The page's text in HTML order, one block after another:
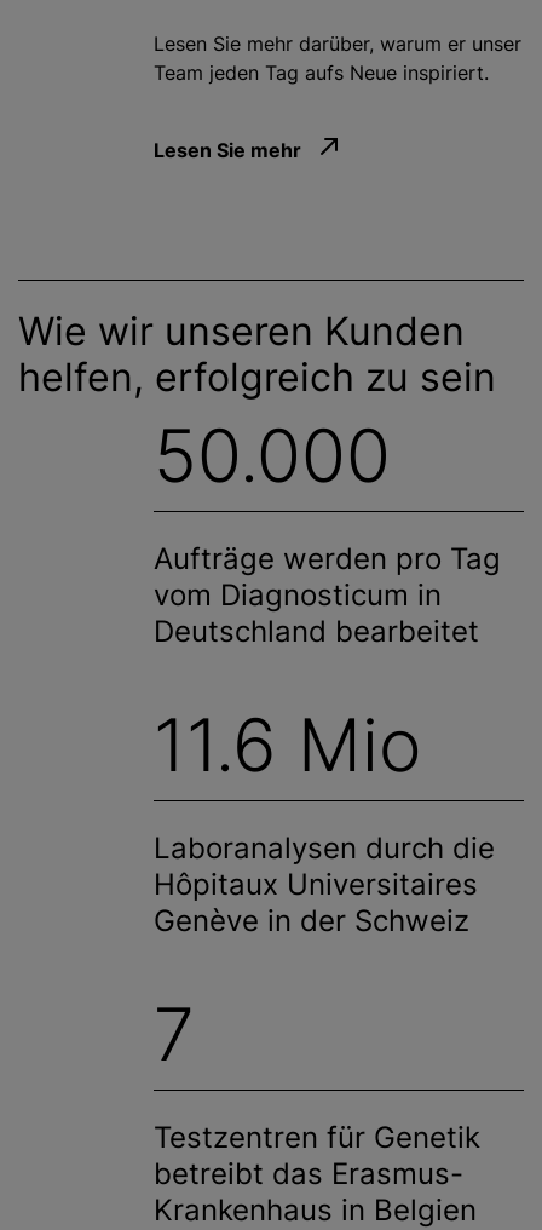
Lesen Sie mehr darüber, warum er unser
Team jeden Tag aufs Neue inspiriert.
Lesen Sie mehr
Wie wir unseren Kunden
helfen, erfolgreich zu sein
50.000
Aufträge werden pro Tag
vom Diagnosticum in
Deutschland bearbeitet
11.6 Mio
Laboranalysen durch die
Hôpitaux Universitaires
Genève in der Schweiz
7
Testzentren für Genetik
betreibt das Erasmus-
Krankenhaus in Belgien